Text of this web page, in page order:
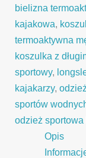
bielizna
kajakowa,
termoaktywna
koszulka z
sportowy,
kajakarzy,
sportów
odzież sportowa
Opis